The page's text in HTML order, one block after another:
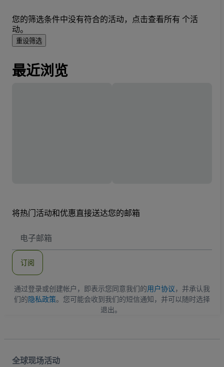
您的筛选条件中没有符合的活动，点击查看所有 个活
动。
重设筛选
最近浏览
将热门活动和优惠直接送达您的邮箱
子
地
订阅
通过登录或创建帐户，即表示您同意我们的用户协议，并承认我
们的隐私政策。您可能会收到我们的短信通知，并可以随时选择
退出。
全球现场活动